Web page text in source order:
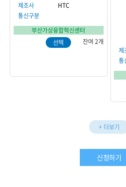
제조사
HTC
통신구분
부산가상융합혁신센터
선택
잔여 2개
제
통
+ 더보기
신청하기